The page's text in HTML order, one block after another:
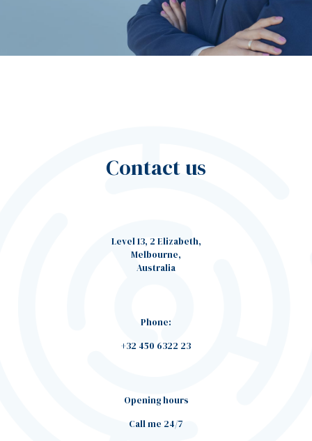
Contact us
Level 13, 2 Elizabeth,
Melbourne,
Australia
Phone:
+32 450 6322 23
Opening hours
Call me 24/7